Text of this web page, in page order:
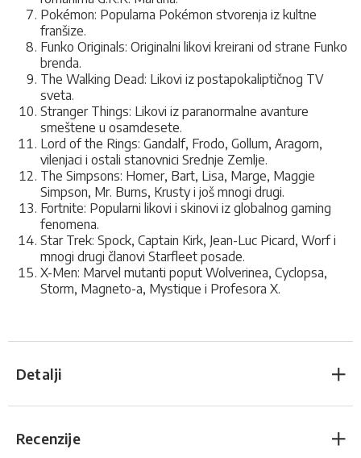
Pokémon: Popularna Pokémon stvorenja iz kultne
franšize.
Funko Originals: Originalni likovi kreirani od strane Funko
brenda.
The Walking Dead: Likovi iz postapokaliptičnog TV
sveta.
Stranger Things: Likovi iz paranormalne avanture
smeštene u osamdesete.
Lord of the Rings: Gandalf, Frodo, Gollum, Aragorn,
vilenjaci i ostali stanovnici Srednje Zemlje.
The Simpsons: Homer, Bart, Lisa, Marge, Maggie
Simpson, Mr. Burns, Krusty i još mnogi drugi.
Fortnite: Popularni likovi i skinovi iz globalnog gaming
fenomena.
Star Trek: Spock, Captain Kirk, Jean-Luc Picard, Worf i
mnogi drugi članovi Starfleet posade.
X-Men: Marvel mutanti poput Wolverinea, Cyclopsa,
Storm, Magneto-a, Mystique i Profesora X.
Detalji
Recenzije